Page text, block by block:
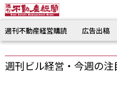
週刊不動産経営購読 広告出稿
週刊ビル経営・今週の注